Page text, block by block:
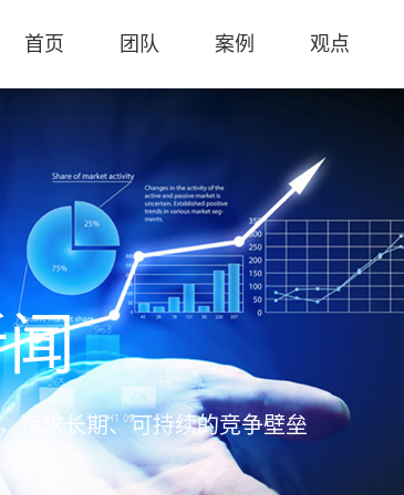
首页 团队 案例 观点
追求长期、可持续的竞争壁垒